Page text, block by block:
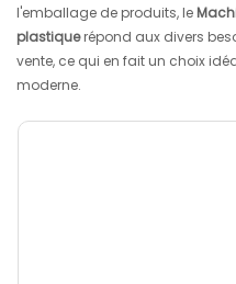
l'emballage de produits, le
plastiquerépond aux divers
vente, ce qui en fait un choix
moderne.